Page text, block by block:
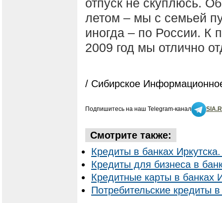
отпуск не скуплюсь.
летом – мы с семьей
иногда – по России. К
2009 год мы отлично
/ Сибирское
Подпишитесь на наш Telegram-канал
Смотрите также:
Кредиты в банках
Кредиты для бизнеса в
Кредитные карты в банках
Потребительские кредиты